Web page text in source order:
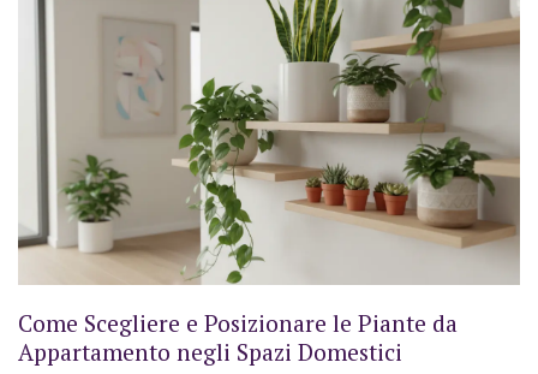
Come Scegliere e Posizionare le Piante da
Appartamento negli Spazi Domestici